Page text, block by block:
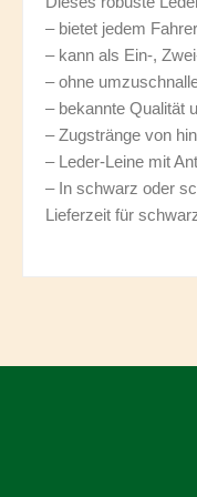
– bietet jedem
– kann als Ein-,
– ohne
– bekannte Qualität
– Zugstränge von
– Leder-Leine mit
– In schwarz oder
Lieferzeit für